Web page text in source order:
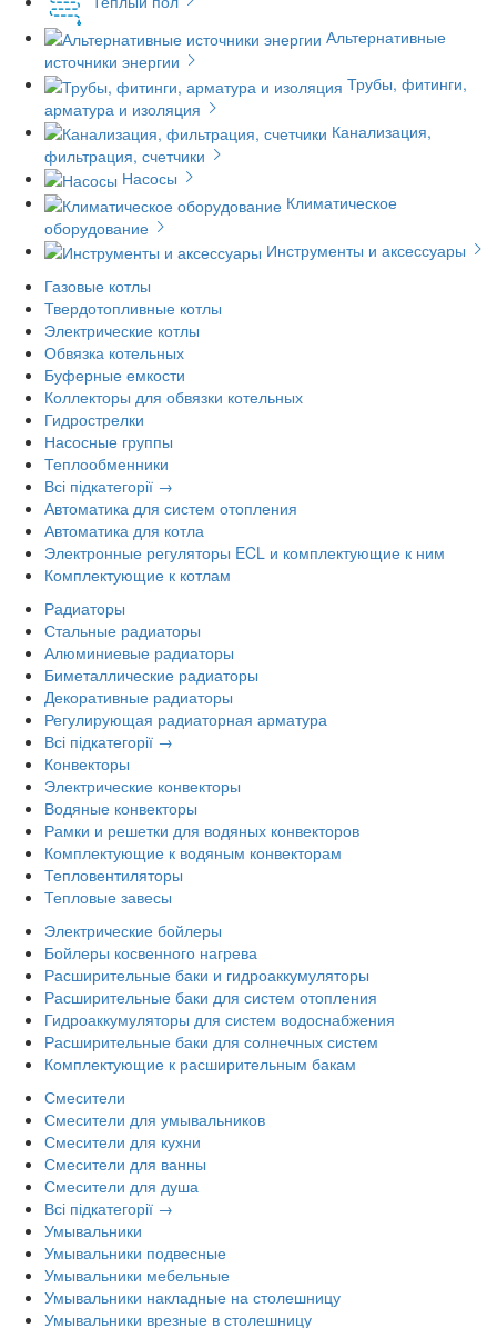
Альтернативные
источники энергии
Трубы, фитинги,
арматура и изоляция
Канализация,
фильтрация, счетчики
Насосы
Климатическое
оборудование
Инструменты и аксессуары
Газовые котлы
Твердотопливные котлы
Электрические котлы
Обвязка котельных
Буферные емкости
Коллекторы для обвязки котельных
Гидрострелки
Насосные группы
Теплообменники
Всі підкатегорії →
Автоматика для систем отопления
Автоматика для котла
Электронные регуляторы ECL и комплектующие к ним
Комплектующие к котлам
Радиаторы
Стальные радиаторы
Алюминиевые радиаторы
Биметаллические радиаторы
Декоративные радиаторы
Регулирующая радиаторная арматура
Всі підкатегорії →
Конвекторы
Электрические конвекторы
Водяные конвекторы
Рамки и решетки для водяных конвекторов
Комплектующие к водяным конвекторам
Тепловентиляторы
Тепловые завесы
Электрические бойлеры
Бойлеры косвенного нагрева
Расширительные баки и гидроаккумуляторы
Расширительные баки для систем отопления
Гидроаккумуляторы для систем водоснабжения
Расширительные баки для солнечных систем
Комплектующие к расширительным бакам
Смесители
Смесители для умывальников
Смесители для кухни
Смесители для ванны
Смесители для душа
Всі підкатегорії →
Умывальники
Умывальники подвесные
Умывальники мебельные
Умывальники накладные на столешницу
Умывальники врезные в столешницу